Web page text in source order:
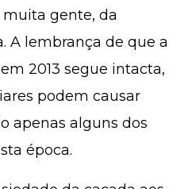
muita gente, da
A lembrança de que a
2013 segue intacta,
podem causar
apenas alguns dos
época.